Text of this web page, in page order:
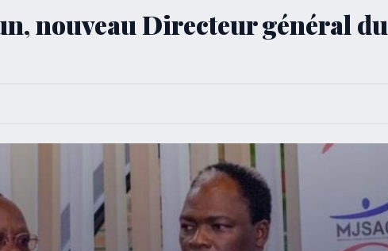
nouveau Directeur général du